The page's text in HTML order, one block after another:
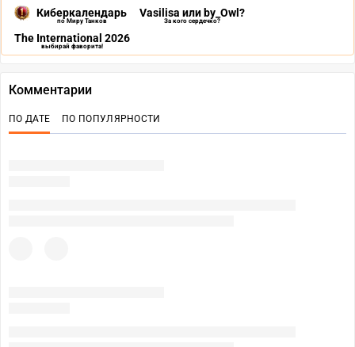
Киберкалендарь
по Миру Танков
Vasilisa или by_Owl?
За кого сердечко?
The International 2026
выбирай фаворита!
Комментарии
ПО ДАТЕ ПО ПОПУЛЯРНОСТИ